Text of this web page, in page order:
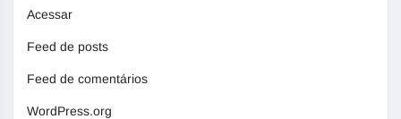
Acessar
Feed de posts
Feed de comentários
WordPress.org